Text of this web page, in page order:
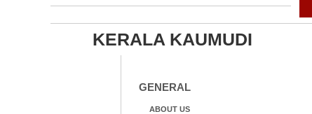
KERALA KAUMUDI
GENERAL
ABOUT US